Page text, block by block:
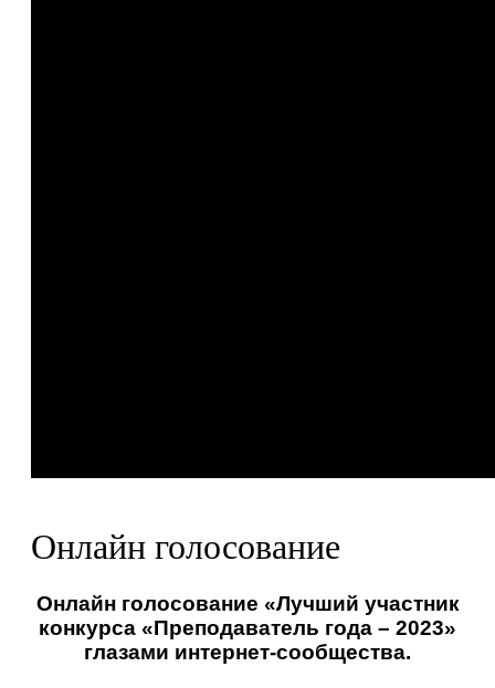
Онлайн голосование
Онлайн голосование «Лучший участник
конкурса «Преподаватель года – 2023»
глазами интернет-сообщества.